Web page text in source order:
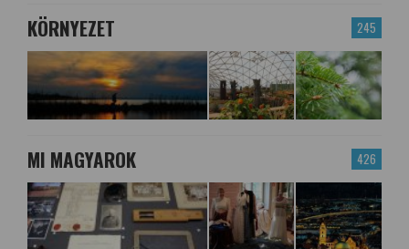
245
KÖRNYEZET
426
MI MAGYAROK